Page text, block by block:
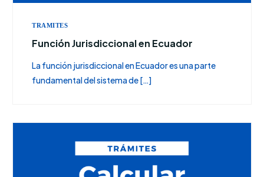
TRAMITES
Función Jurisdiccional en Ecuador
La función jurisdiccional en Ecuador es una parte
fundamental del sistema de […]